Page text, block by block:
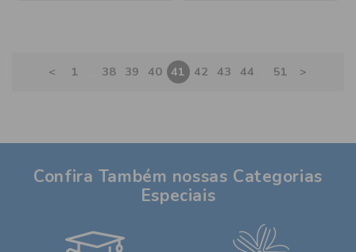
< 1 38 39 40 41 42 43 44 51 >
Confira Também nossas Categorias
Especiais